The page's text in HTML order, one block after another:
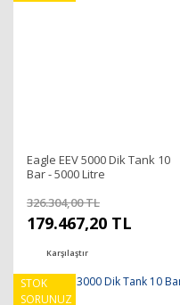
Eagle EEV 5000 Dik Tank 10
Bar - 5000 Litre
326.304,00 TL
179.467,20 TL
Karşılaştır
STOK
SORUNUZ